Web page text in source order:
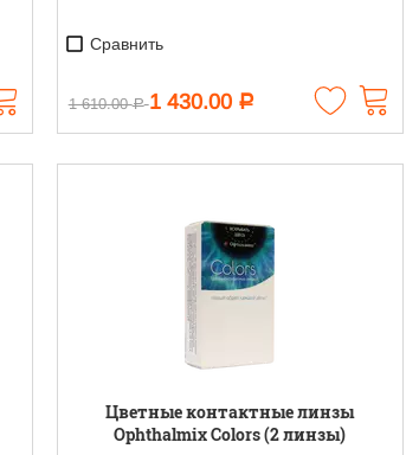
Сравнить
1 610.00 Р 1 430.00 Р
Цветные контактные линзы
Ophthalmix Colors (2 линзы)